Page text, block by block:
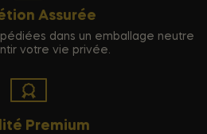
Assurée
dans un emballage neutre
votre vie privée.
Premium